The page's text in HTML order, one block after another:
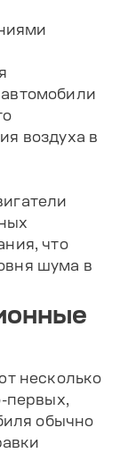
воздуха в
что
шума в
несколько
первых,
обычно